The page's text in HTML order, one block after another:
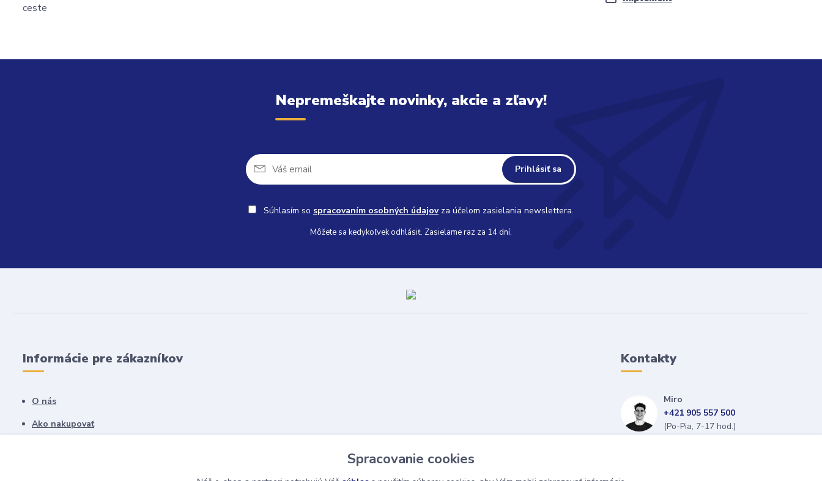
ceste
Nepremeškajte novinky, akcie a zľavy!
Prihlásiť sa
Súhlasím so spracovaním osobných údajovza účelom zasielania newslettera.
Môžete sa kedykoľvek odhlásiť. Zasielame raz za 14 dní.
Informácie pre zákazníkov
O nás
Ako nakupovať
Kontakty
Miro
+421 905 557 500
(Po-Pia, 7-17 hod.)
Spracovanie cookies